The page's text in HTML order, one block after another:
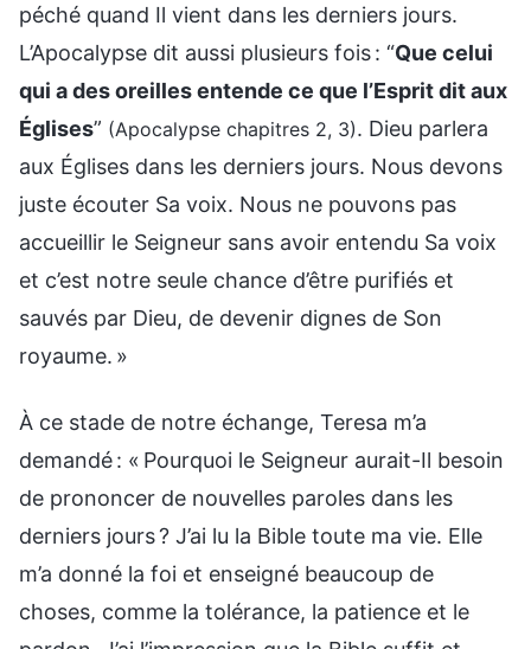
péché quand Il vient dans les derniers jours.
L’Apocalypse dit aussi plusieurs fois : “Que celui
qui a des oreilles entende ce que l’Esprit dit aux
Églises” (Apocalypse chapitres 2, 3). Dieu parlera
aux Églises dans les derniers jours. Nous devons
juste écouter Sa voix. Nous ne pouvons pas
accueillir le Seigneur sans avoir entendu Sa voix
et c’est notre seule chance d’être purifiés et
sauvés par Dieu, de devenir dignes de Son
royaume. »
À ce stade de notre échange, Teresa m’a
demandé : « Pourquoi le Seigneur aurait-Il besoin
de prononcer de nouvelles paroles dans les
derniers jours ? J’ai lu la Bible toute ma vie. Elle
m’a donné la foi et enseigné beaucoup de
choses, comme la tolérance, la patience et le